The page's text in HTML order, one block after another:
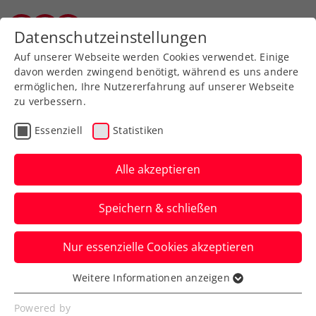
Zurück zur Newsübersicht
WTA
Upper Austria Ladies
Linz: Kraus verpasst
weitere Überraschung
Trotz engagierter Leistung kommt für
Österreichs Nummer eins in der ersten
Hauptrunde das Aus.
Verfasst von: Presseaussendung / Redaktion, 29.01.2025
Datenschutzeinstellungen
Auf unserer Webseite werden Cookies verwendet. Einige
davon werden zwingend benötigt, während es uns andere
ermöglichen, Ihre Nutzererfahrung auf unserer Webseite
zu verbessern.
Essenziell Statistiken
Alle akzeptieren
Speichern & schließen
Nur essenzielle Cookies akzeptieren
Essenziell
Essenzielle Cookies werden für grundlegende
Weitere Informationen anzeigen
Powered by